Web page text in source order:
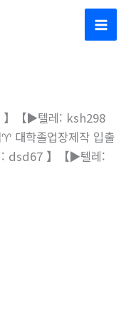
Main
】【▶텔레: ksh298
대학졸업장제작 입출
: dsd67 】【▶텔레: